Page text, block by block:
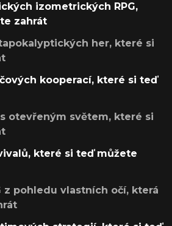
izometrických RPG,
zahrát
her, které si
kooperací, které si teď
otevřeným světem, které si
které si teď můžete
z pohledu vlastních očí, která